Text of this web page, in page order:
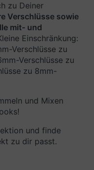
zu Deiner
Verschlüsse sowie
mit- und
Einschränkung:
Verschlüsse zu
Verschlüsse zu
zu 8mm-
und Mixen
und finde
zu dir passt.